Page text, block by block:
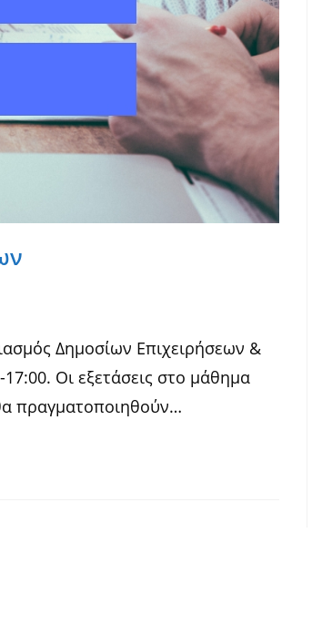
Δημοσίων Επιχειρήσεων &
Οι εξετάσεις στο μάθημα
πραγματοποιηθούν…